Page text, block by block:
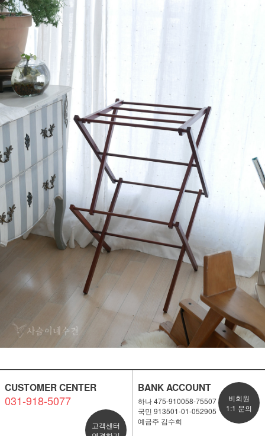
CUSTOMER CENTER
031-918-5077
고객센터
BANK ACCOUNT
하나 475-910058-75507
국민 913501-01-052905
예금주 김수희
비회원
1:1 문의